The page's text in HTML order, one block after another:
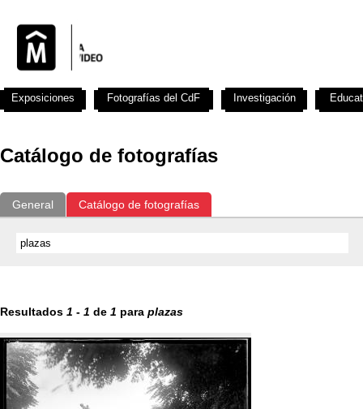
Catálogo de fotografías
General Catálogo de fotografías
Resultados 1 - 1 de 1 para plazas
Exposiciones Fotografías del CdF Investigación